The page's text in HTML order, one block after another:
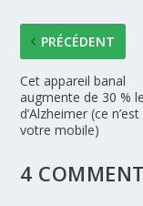
PRÉCÉDENT
Cet appareil banal
augmente de 30 %
d’Alzheimer (ce
votre mobile)
4